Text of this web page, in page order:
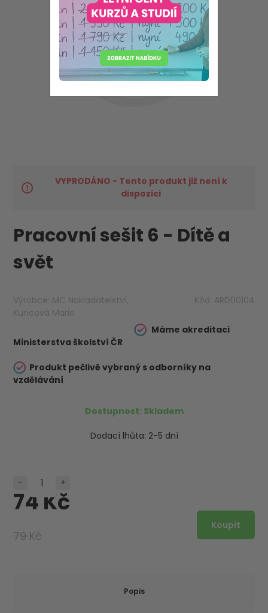
VYPRODÁNO - Tento produkt již není k
dispozici
Pracovní sešit 6 - Dítě a
svět
Výrobce: MC Nakladatelství,
Kuncová Marie
Kód: ARD00104
Máme akreditaci
Ministerstva školství ČR
Produkt pečlivě vybraný s odborníky na
vzdělávání
Dostupnost: Skladem
Dodací lhůta: 2-5 dní
79 Kč
74 Kč
- +
Popis